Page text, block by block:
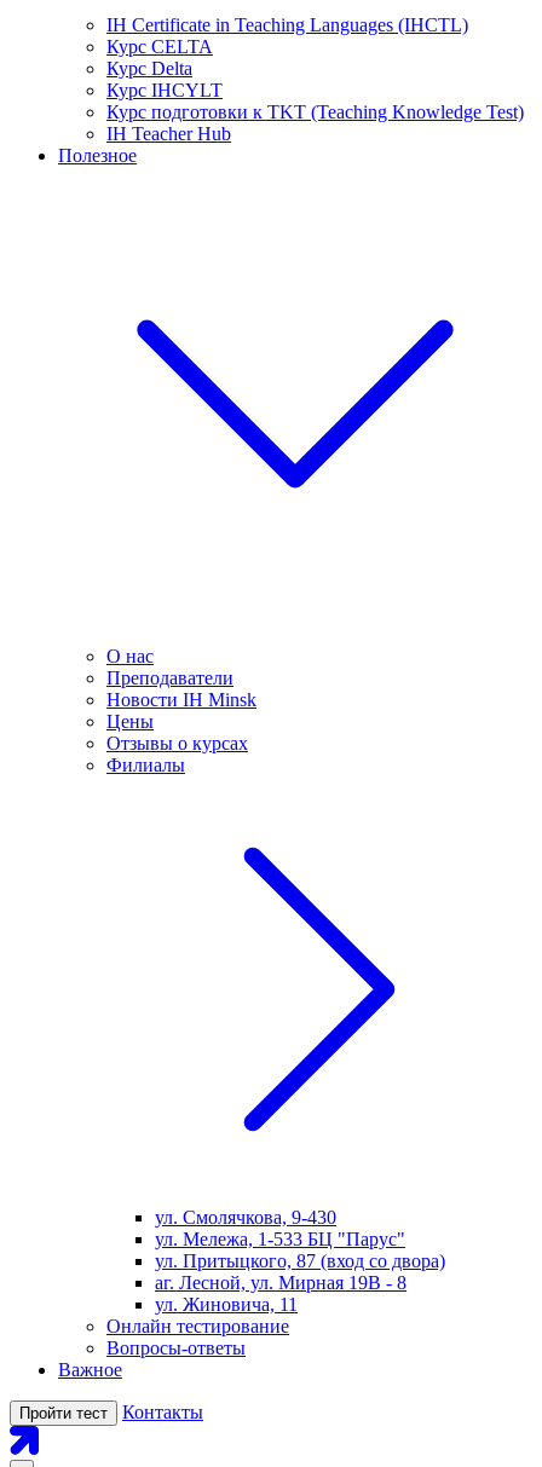
IH Certificate in Teaching Languages (IHCTL)
Курс CELTA
Курс Delta
Курс IHCYLT
Курс подготовки к TKT (Teaching Knowledge Test)
IH Teacher Hub
Полезное
О нас
Преподаватели
Новости IH Minsk
Цены
Отзывы о курсах
Филиалы
ул. Смолячкова, 9-430
ул. Мележа, 1-533 БЦ "Парус"
ул. Притыцкого, 87 (вход со двора)
аг. Лесной, ул. Мирная 19В - 8
ул. Жиновича, 11
Онлайн тестирование
Вопросы-ответы
Важное
Пройти тест Контакты